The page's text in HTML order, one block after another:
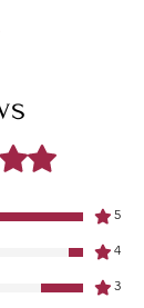
کرنے کے لیے
ہدایات۔ یہ
اور آپ کے
stars.
5
4
3